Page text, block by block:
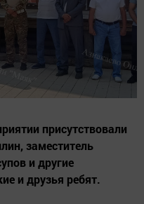
присутствовали
заместитель
и другие
и друзья ребят.